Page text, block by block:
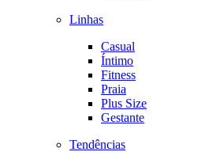
Linhas
Casual
Íntimo
Fitness
Praia
Plus Size
Gestante
Tendências